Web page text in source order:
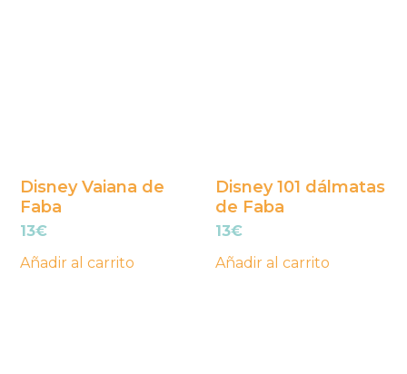
Disney Vaiana de
Faba
13€
Añadir al carrito
Disney 101 dálmatas
de Faba
13€
Añadir al carrito